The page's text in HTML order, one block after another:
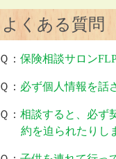
よくある質問
Ｑ： 保険相談サロン
Ｑ： 必ず個人情報を話
Ｑ： 相談すると、必ず
約を迫られたりし